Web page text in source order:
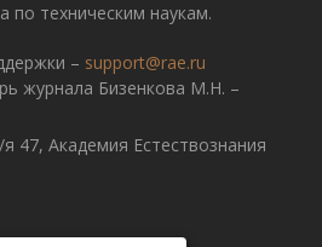
по техническим наукам.
– support@rae.ru
журнала Бизенкова М.Н. –
47, Академия Естествознания